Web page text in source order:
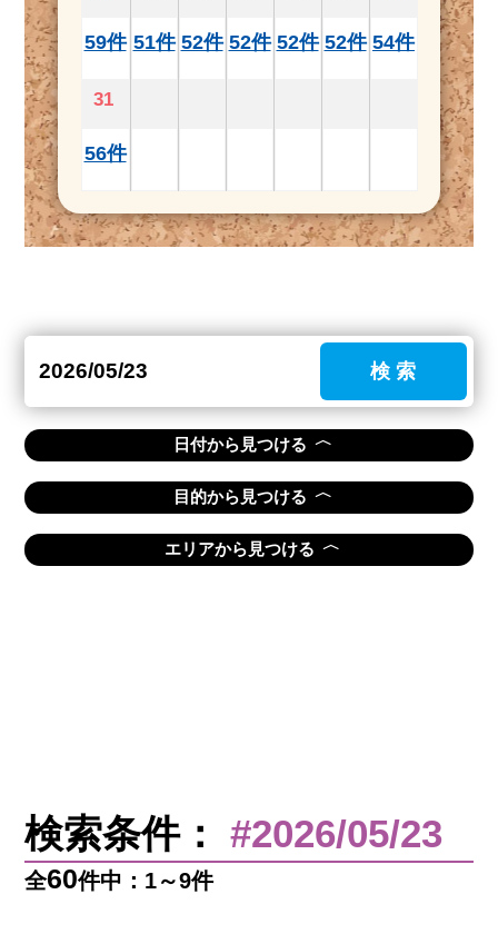
59件 51件 52件 52件 52件 52件 54件
31
56件
検 索
日付から見つける 〈
目的から見つける 〈
エリアから見つける 〈
検索条件：#2026/05/23
全60件中：1～9件